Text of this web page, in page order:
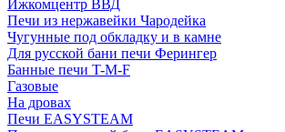
Ижкомцентр ВВД
Печи из нержавейки Чародейка
Чугунные под обкладку и в камне
Для русской бани печи Ферингер
Банные печи T-M-F
Газовые
На дровах
Печи EASYSTEAM